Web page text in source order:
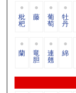
枇
杷
藤 葡
萄
牡
丹
蘭 竜
胆
連
翹
綿